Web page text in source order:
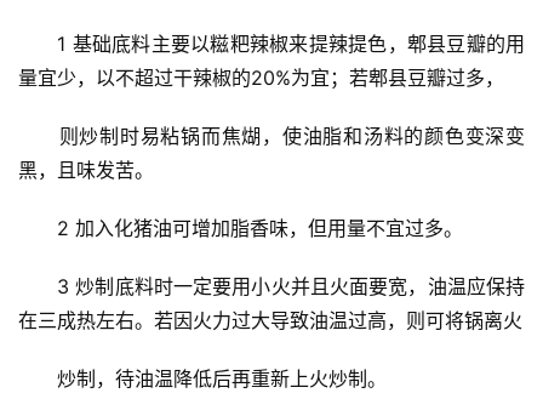
1 基础底料主要以糍粑辣椒来提辣提色，郫县豆瓣的用
量宜少，以不超过干辣椒的20%为宜；若郫县豆瓣过多，
则炒制时易粘锅而焦煳，使油脂和汤料的颜色变深变
黑，且味发苦。
2 加入化猪油可增加脂香味，但用量不宜过多。
3 炒制底料时一定要用小火并且火面要宽，油温应保持
在三成热左右。若因火力过大导致油温过高，则可将锅离火
炒制，待油温降低后再重新上火炒制。